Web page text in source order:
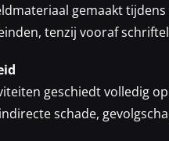
gemaakt
tenzij vooraf
geschiedt volledig
schade,